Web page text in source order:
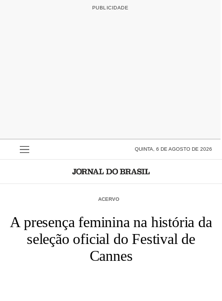
QUINTA, 6 DE AGOSTO DE 2026
ACERVO
A presença feminina na história da
seleção oficial do Festival de
Cannes